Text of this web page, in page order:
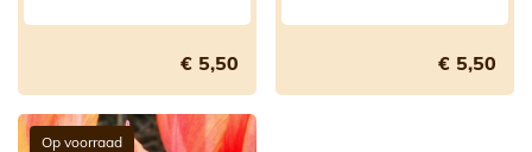
€ 5,50 € 5,50
Op voorraad